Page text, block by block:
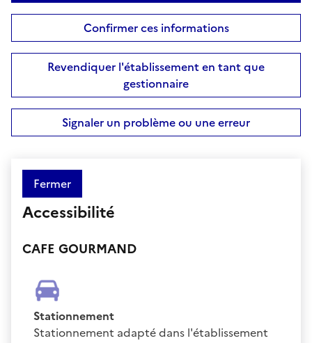
Confirmer ces informations
Revendiquer l'établissement en tant que
gestionnaire
Signaler un problème ou une erreur
Fermer
Accessibilité
CAFE GOURMAND
Stationnement
Stationnement adapté dans l'établissement